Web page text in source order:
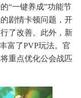
“一键养成”功能节
剧情卡顿问题，开
了改善。此外，新
富了PVP玩法。官
重点优化公会战匹